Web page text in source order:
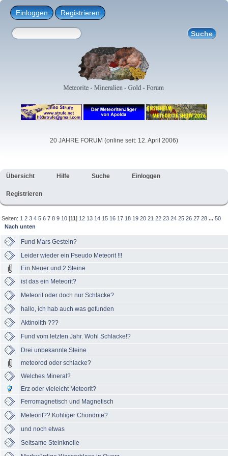
Einloggen Registrieren
20 JAHRE FORUM (online seit: 12. April 2006)
Übersicht Hilfe Suche Einloggen
Registrieren
Seiten: 1 2 3 4 5 6 7 8 9 10 [11] 12 13 14 15 16 17 18 19 20 21 22 23 24 25 26 27 28 ...50
Nach unten
Fund Mars Gestein?
Leider wieder ein Pseudo Meteorit !!!
Ein Neuer und 2 Steine
ist das ein Meteorit?
Meteorit oder doch nur Schlacke?
hallo, ich hab auch was gefunden
Aktinolith ???
Fund vom letzten Jahr. Wohl Schlacke!?
Drei unbekannte Steine
meteorod oder schlacke?
Welches Mineral?
Erz oder vieleicht Meteorit?
Ferromagnetisch und Magnetisch
Meteorit?? Kohliger Chondrite?
und noch etwas
Seltsame Steinknolle